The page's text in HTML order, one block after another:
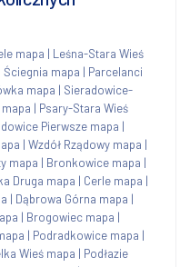
mapa | Leśna-Stara Wieś
Ściegnia mapa | Parcelanci
mapa | Sieradowice-
| Psary-Stara Wieś
Pierwsze mapa |
| Wzdół Rządowy mapa |
mapa | Bronkowice mapa |
Druga mapa | Cerle mapa |
| Dąbrowa Górna mapa |
| Brogowiec mapa |
| Podradkowice mapa |
Wieś mapa | Podłazie